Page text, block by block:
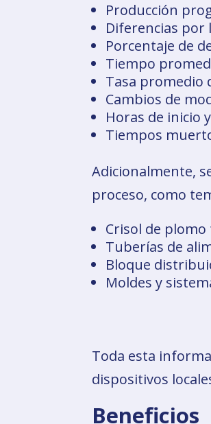
Producción
Diferencias por
Porcentaje de
Tiempo
Tasa promedio
Cambios de
Horas de inicio
Tiempos
Adicionalmente,
proceso, como
Crisol de
Tuberías de
Bloque
Moldes y
Toda esta
dispositivos
Beneficios